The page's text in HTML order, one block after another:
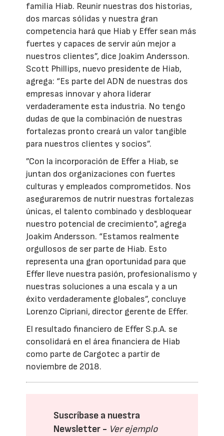
familia Hiab. Reunir nuestras dos historias,
dos marcas sólidas y nuestra gran
competencia hará que Hiab y Effer sean más
fuertes y capaces de servir aún mejor a
nuestros clientes”, dice Joakim Andersson.
Scott Phillips, nuevo presidente de Hiab,
agrega: “Es parte del ADN de nuestras dos
empresas innovar y ahora liderar
verdaderamente esta industria. No tengo
dudas de que la combinación de nuestras
fortalezas pronto creará un valor tangible
para nuestros clientes y socios”.
”Con la incorporación de Effer a Hiab, se
juntan dos organizaciones con fuertes
culturas y empleados comprometidos. Nos
aseguraremos de nutrir nuestras fortalezas
únicas, el talento combinado y desbloquear
nuestro potencial de crecimiento", agrega
Joakim Andersson. “Estamos realmente
orgullosos de ser parte de Hiab. Esto
representa una gran oportunidad para que
Effer lleve nuestra pasión, profesionalismo y
nuestras soluciones a una escala y a un
éxito verdaderamente globales”, concluye
Lorenzo Cipriani, director gerente de Effer.
El resultado financiero de Effer S.p.A. se
consolidará en el área financiera de Hiab
como parte de Cargotec a partir de
noviembre de 2018.
Suscríbase a nuestra
Newsletter - Ver ejemplo